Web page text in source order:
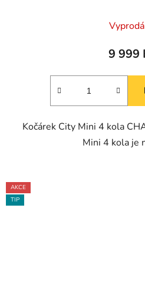
9 999
Kočárek City Mini 4 kola
Mini 4 kola je
AKCE
TIP